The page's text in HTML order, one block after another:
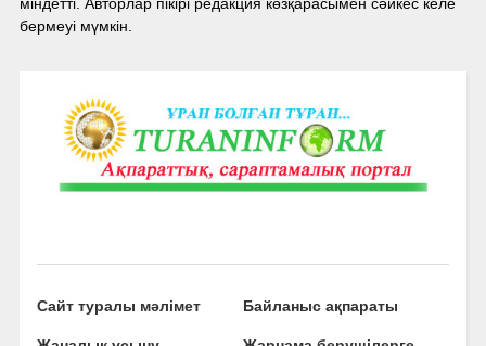
бермеуі мүмкін.
Сайт туралы мәлімет Байланыс ақпараты